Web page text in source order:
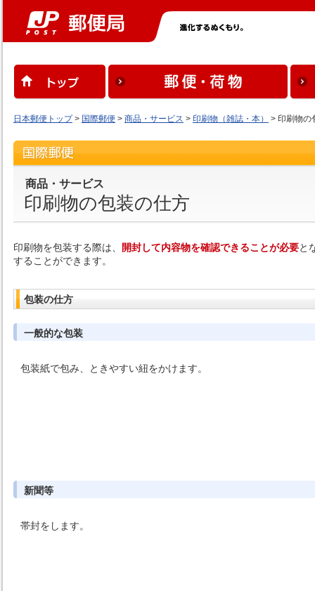
日本郵便トップ> 国際郵便 > 商品・サービス > 印刷物（雑誌・本） > 印刷物の
商品・サービス
印刷物の包装の仕方
印刷物を包装する際は、 開封して内容物を確認できることが必要と
することができます。
包装の仕方
一般的な包装
包装紙で包み、ときやすい紐をかけます。
新聞等
帯封をします。